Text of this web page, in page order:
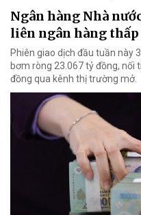
Ngân hàng Nhà
liên ngân hàng
Phiên giao dịch đầu tuần này
bơm ròng 23.067 tỷ đồng, nối
đồng qua kênh thị trường mở.